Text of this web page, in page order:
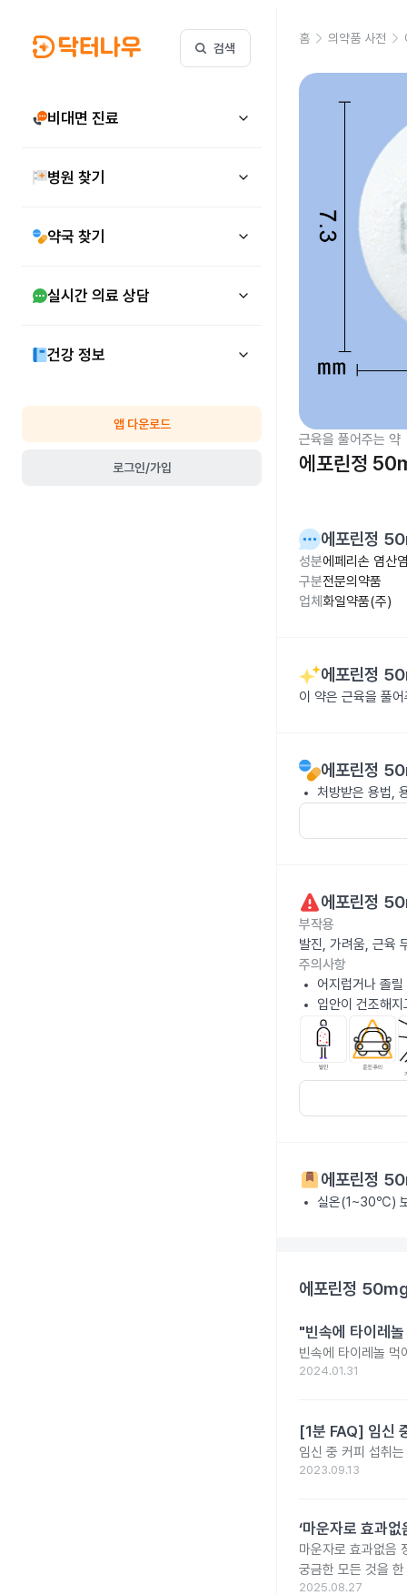
검색
비대면 진료
병원 찾기
약국 찾기
실시간 의료 상담
건강 정보
앱 다운로드
로그인/가입
홈 의약품 사전
근육을 풀어주는 약
에포린정
에포린정
성분에페리손 염산
구분전문의약품
업체 화일약품(주)
에포린정
이 약은 근육을 풀
에포린정
처방받은 용법,
에포린정
부작용
발진, 가려움, 근육
주의사항
어지럽거나 졸
입안이 건조해
에포린정
실온(1~30℃)
에포린정
"빈속에 타이레
빈속에 타이레놀 먹
2024.01.31
[1분 FAQ] 임신
임신 중 커피 섭취
2023.09.13
‘마운자로 효과
마운자로 효과없음
궁금한 모든 것을
2025.08.27